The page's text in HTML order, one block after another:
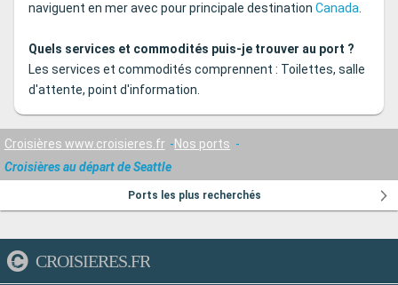
naviguent en mer avec pour principale destination Canada.
Quels services et commodités puis-je trouver au port ?
Les services et commodités comprennent : Toilettes, salle
d'attente, point d'information.
Croisières www.croisieres.fr
Nos ports
Croisières au départ de Seattle
Ports les plus recherchés
CROISIERES.FR